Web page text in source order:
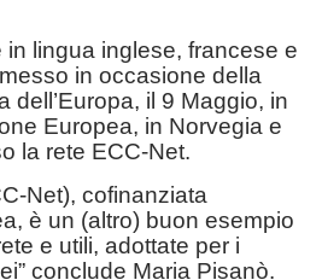
in lingua inglese, francese e
in occasione della
dell’Europa, il 9 Maggio, in
Europea, in Norvegia e
la rete ECC-Net.
Net), cofinanziata
è un (altro) buon esempio
e utili, adottate per i
conclude Maria Pisanò.